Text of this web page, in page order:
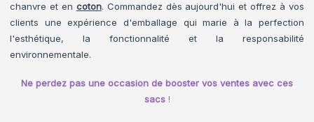
chanvre et en coton. Commandez dès aujourd'hui et offrez à vos
clients une expérience d'emballage qui marie à la perfection
l'esthétique, la fonctionnalité et la responsabilité
environnementale.
Ne perdez pas une occasion de booster vos ventes avec ces
sacs !